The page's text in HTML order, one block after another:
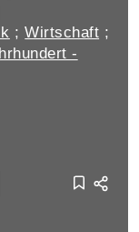
;Wirtschaft ;
-